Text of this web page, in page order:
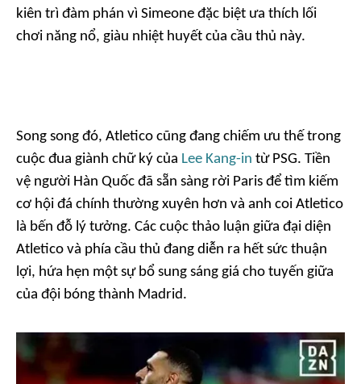
kiên trì đàm phán vì Simeone đặc biệt ưa thích lối
chơi năng nổ, giàu nhiệt huyết của cầu thủ này.
Song song đó, Atletico cũng đang chiếm ưu thế trong
cuộc đua giành chữ ký của Lee Kang-in từ PSG. Tiền
vệ người Hàn Quốc đã sẵn sàng rời Paris để tìm kiếm
cơ hội đá chính thường xuyên hơn và anh coi Atletico
là bến đỗ lý tưởng. Các cuộc thảo luận giữa đại diện
Atletico và phía cầu thủ đang diễn ra hết sức thuận
lợi, hứa hẹn một sự bổ sung sáng giá cho tuyến giữa
của đội bóng thành Madrid.